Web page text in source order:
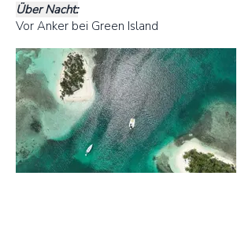
Über Nacht:
Vor Anker bei Green Island